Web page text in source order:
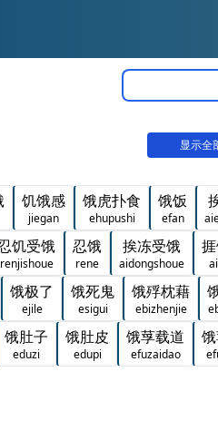
显示全
饥饿感
jiegan
饿虎扑食
ehupushi
饿饭
efan
饥受饿
renjishoue
忍饿
rene
挨冻受饿
aidongshoue
饿极了
ejile
饿死鬼
esigui
饿殍枕藉
ebizhenjie
饿肚子
eduzi
饿肚皮
edupi
饿莩载道
efuzaidao